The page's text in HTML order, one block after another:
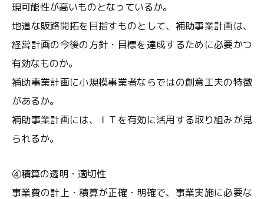
現可能性が高いものとなっているか。
地道な販路開拓を目指すものとして、補助事業計画は、
経営計画の今後の方針・目標を達成するために必要かつ
有効なものか。
補助事業計画に小規模事業者ならではの創意工夫の特徴
があるか。
補助事業計画には、ＩＴを有効に活用する取り組みが見
られるか。
④積算の透明・適切性
事業費の計上・積算が正確・明確で、事業実施に必要な